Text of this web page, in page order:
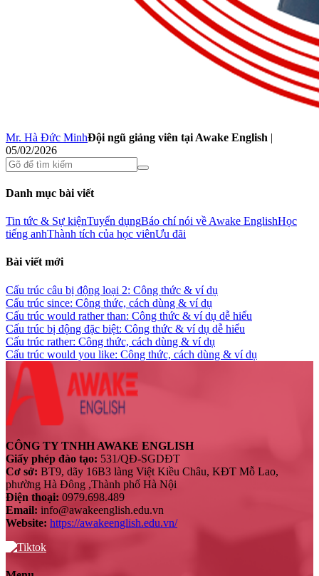
Mr. Hà Đức MinhĐội ngũ giảng viên tại Awake English |
05/02/2026
Danh mục bài viết
Tin tức & Sự kiệnTuyển dụngBáo chí nói về Awake EnglishHọc
tiếng anhThành tích của học viênƯu đãi
Bài viết mới
Cấu trúc câu bị động loại 2: Công thức & ví dụ
Cấu trúc since: Công thức, cách dùng & ví dụ
Cấu trúc would rather than: Công thức & ví dụ dễ hiểu
Cấu trúc bị động đặc biệt: Công thức & ví dụ dễ hiểu
Cấu trúc rather: Công thức, cách dùng & ví dụ
Cấu trúc would you like: Công thức, cách dùng & ví dụ
CÔNG TY TNHH AWAKE ENGLISH
Giấy phép đào tạo: 531/QĐ-SGDĐT
Cơ sở: BT9, dãy 16B3 làng Việt Kiều Châu, KĐT Mỗ Lao,
phường Hà Đông ,Thành phố Hà Nội
Điện thoại: 0979.698.489
Email: info@awakeenglish.edu.vn
Website: https://awakeenglish.edu.vn/